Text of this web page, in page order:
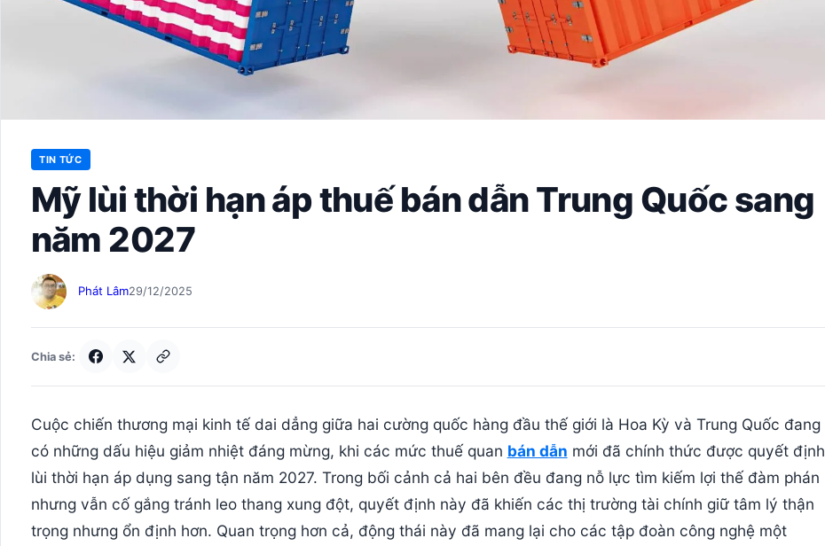
TIN TỨC
Mỹ lùi thời hạn áp thuế bán dẫn Trung Quốc sang
năm 2027
Phát Lâm29/12/2025
Chia sẻ:
Cuộc chiến thương mại kinh tế dai dẳng giữa hai cường quốc hàng đầu thế giới là Hoa Kỳ và Trung Quốc đang
có những dấu hiệu giảm nhiệt đáng mừng, khi các mức thuế quan bán dẫn mới đã chính thức được quyết định
lùi thời hạn áp dụng sang tận năm 2027. Trong bối cảnh cả hai bên đều đang nỗ lực tìm kiếm lợi thế đàm phán
nhưng vẫn cố gắng tránh leo thang xung đột, quyết định này đã khiến các thị trường tài chính giữ tâm lý thận
trọng nhưng ổn định hơn. Quan trọng hơn cả, động thái này đã mang lại cho các tập đoàn công nghệ một